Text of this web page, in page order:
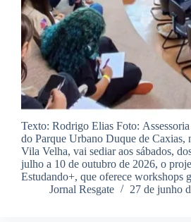
Texto: Rodrigo Elias Foto:
do Parque Urbano Duque de Caxias,
Vila Velha, vai sediar aos sábados,
julho a 10 de outubro de 2026, o
Estudando+, que oferece workshops
Jornal Resgate
27 de junho